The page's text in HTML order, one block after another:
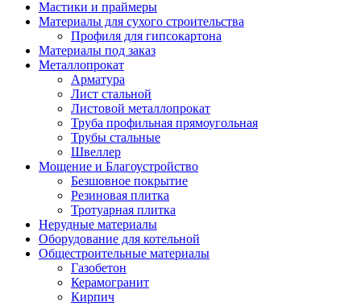
Мастики и праймеры
Материалы для сухого строительства
Профиля для гипсокартона
Материалы под заказ
Металлопрокат
Арматура
Лист стальной
Листовой металлопрокат
Труба профильная прямоугольная
Трубы стальные
Швеллер
Мощение и Благоустройство
Безшовное покрытие
Резиновая плитка
Тротуарная плитка
Нерудные материалы
Оборудование для котельной
Общестроительные материалы
Газобетон
Керамогранит
Кирпич